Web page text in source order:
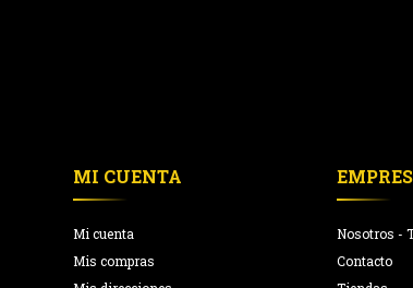
Nosotros -
Contacto
MI CUENTA
Mi cuenta
Mis compras